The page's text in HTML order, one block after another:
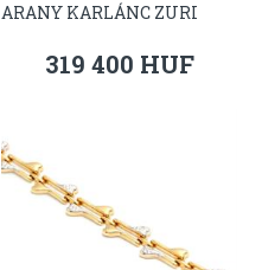
ARANY KARLÁNC ZURI
319 400 HUF